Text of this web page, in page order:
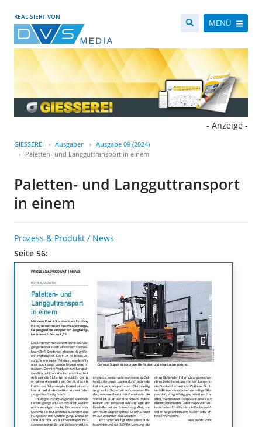
REALISIERT VON
MENÜ
- Anzeige -
GIESSEREI Ausgaben
Ausgabe 09 (2024)
Paletten- und Langguttransport in einem
Paletten- und Langguttransport
in einem
Prozess & Produkt / News
Seite 56: